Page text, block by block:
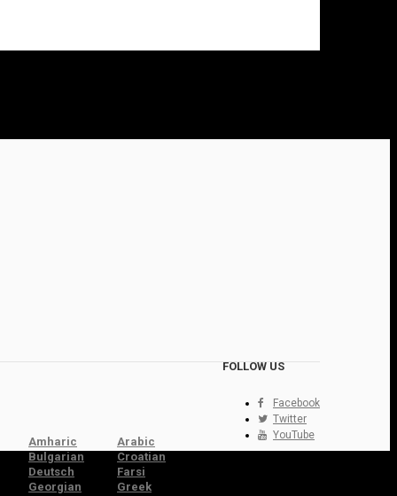
FOLLOW US
Facebook
Twitter
YouTube
Amharic
Arabic
Bulgarian
Croatian
Deutsch
Farsi
Georgian
Greek